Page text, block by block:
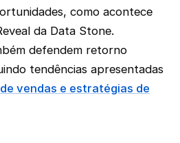
como acontece
da Data Stone.
defendem retorno
tendências apresentadas
vendas e estratégias de